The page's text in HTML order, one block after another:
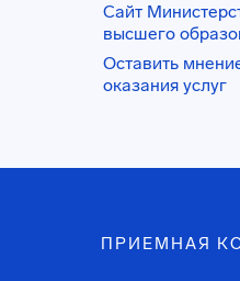
Сайт
высшего
Оставить
оказания услуг
ПРИЕМНАЯ